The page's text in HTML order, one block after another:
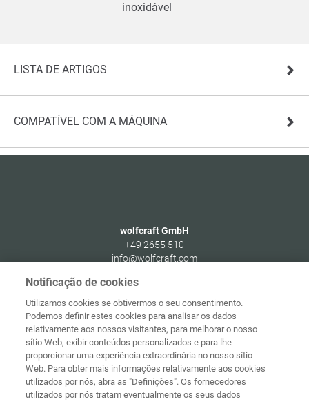
inoxidável
LISTA DE ARTIGOS
COMPATÍVEL COM A MÁQUINA
wolfcraft GmbH
+49 2655 510
info@wolfcraft.com
Wolffstraße 1
Germany
Página
principal Contacto Aviso legal
Proteção de
Notificação de cookies
Utilizamos cookies se obtivermos o seu consentimento.
Podemos definir estes cookies para analisar os dados
relativamente aos nossos visitantes, para melhorar o nosso
sítio Web, exibir conteúdos personalizados e para lhe
proporcionar uma experiência extraordinária no nosso sítio
Web. Para obter mais informações relativamente aos cookies
utilizados por nós, abra as "Definições". Os fornecedores
utilizados por nós tratam eventualmente os seus dados